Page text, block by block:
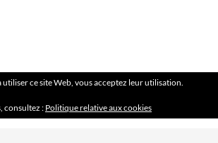
ce site Web, vous acceptez leur utilisation.
consultez : Politique relative aux cookies